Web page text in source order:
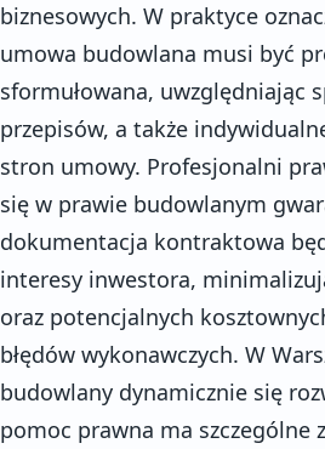
biznesowych. W praktyce
umowa budowlana musi być
sformułowana, uwzględniając
przepisów, a także
stron umowy. Profesjonalni
się w prawie budowlanym
dokumentacja kontraktowa
interesy inwestora,
oraz potencjalnych
błędów wykonawczych. W
budowlany dynamicznie się
pomoc prawna ma szczególne